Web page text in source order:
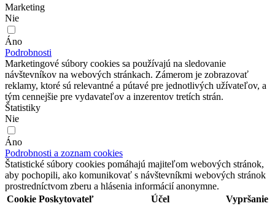
Marketing
Nie
Áno
Podrobnosti
Marketingové súbory cookies sa používajú na sledovanie
návštevníkov na webových stránkach. Zámerom je zobrazovať
reklamy, ktoré sú relevantné a pútavé pre jednotlivých užívateľov, a
tým cennejšie pre vydavateľov a inzerentov tretích strán.
Štatistiky
Nie
Áno
Podrobnosti a zoznam cookies
Štatistické súbory cookies pomáhajú majiteľom webových stránok,
aby pochopili, ako komunikovať s návštevníkmi webových stránok
prostredníctvom zberu a hlásenia informácií anonymne.
Cookie Poskytovateľ Účel Vypršanie